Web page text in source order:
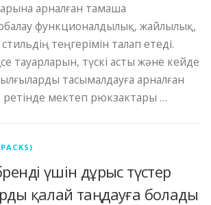
арналған тамаша
функционалдылық, жайлылық,
стильдің теңгерімін талап етеді.
тауарларын, түскі асты және кейде
тасымалдауға арналған
ретінде мектеп рюкзактары …
үшін дұрыс түстер
қалай таңдауға болады